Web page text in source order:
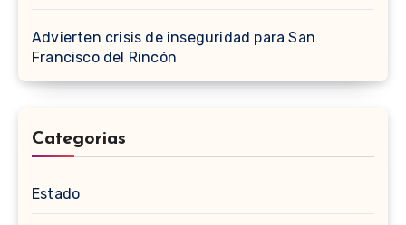
Advierten crisis de inseguridad para San
Francisco del Rincón
Categorias
Estado